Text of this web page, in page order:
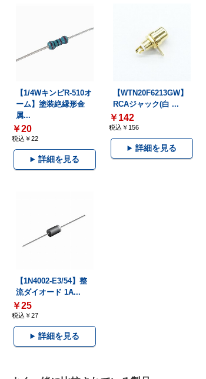
【1/4WキンピR-510オ
ーム】塗装絶縁形金
属...
￥20
税込￥22
詳細を見る
【WTN20F6213GW】
RCAジャック(白 ...
￥142
税込￥156
詳細を見る
【1N4002-E3/54】整
流ダイオード 1A...
￥25
税込￥27
詳細を見る